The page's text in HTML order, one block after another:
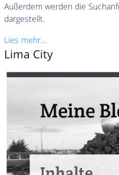
Außerdem werden die
dargestellt.
Lies mehr…
Lima City